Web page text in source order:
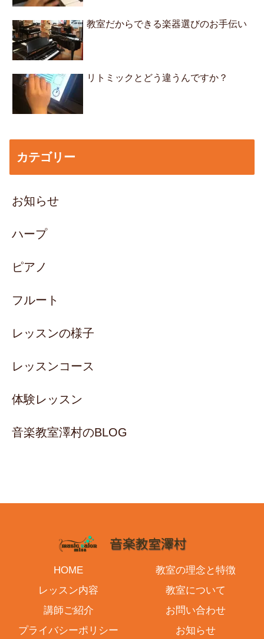
教室だからできる楽器選びのお手伝い
リトミックとどう違うんですか？
カテゴリー
お知らせ
ハープ
ピアノ
フルート
レッスンの様子
レッスンコース
体験レッスン
音楽教室澤村のBLOG
HOME
教室の理念と特徴
レッスン内容
教室について
講師ご紹介
お問い合わせ
プライバシーポリシー
お知らせ